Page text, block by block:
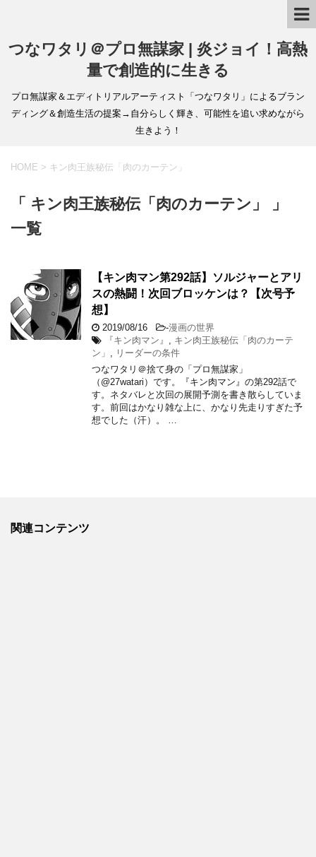
つなワタリ＠プロ無謀家 | 炎ジョイ！高熱
量で創造的に生きる
プロ無謀家＆エディトリアルアーティスト「つなワタリ」によるブラン
ディング＆創造生活の提案→自分らしく輝き、可能性を追い求めながら
生きよう！
HOME > キン肉王族秘伝「肉のカーテン」
「 キン肉王族秘伝「肉のカーテン」 」
一覧
【キン肉マン第292話】ソルジャーとアリ
スの熱闘！次回ブロッケンは？【次号予
想】
2019/08/16 -漫画の世界
『キン肉マン』
キン肉王族秘伝「肉のカーテ
ン」
リーダーの条件
つなワタリ＠捨て身の「プロ無謀家」
（@27watari）です。『キン肉マン』の第292話で
す。ネタバレと次回の展開予測を書き散らしていま
す。前回はかなり雑な上に、かなり先走りすぎた予
想でした（汗）。 …
関連コンテンツ